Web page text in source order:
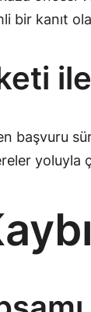
bir kanıt
başvuru
yoluyla